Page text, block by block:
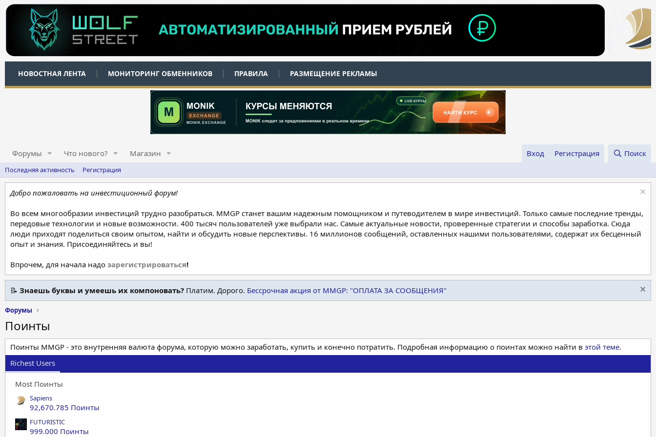
НОВОСТНАЯ ЛЕНТА МОНИТОРИНГ ОБМЕННИКОВ ПРАВИЛА РАЗМЕЩЕНИЕ РЕКЛАМЫ
Форумы Что нового? Магазин Вход Регистрация Поиск
Последняя активность Регистрация
Добро пожаловать на инвестиционный форум!
Во всем многообразии инвестиций трудно разобраться. MMGP станет вашим надежным помощником и путеводителем в мире инвестиций. Только самые последние тренды,
передовые технологии и новые возможности. 400 тысяч пользователей уже выбрали нас. Самые актуальные новости, проверенные стратегии и способы заработка. Сюда
люди приходят поделиться своим опытом, найти и обсудить новые перспективы. 16 миллионов сообщений, оставленных нашими пользователями, содержат их бесценный
опыт и знания. Присоединяйтесь и вы!
Впрочем, для начала надо зарегистрироваться!
📝 Знаешь буквы и умеешь их компоновать? Платим. Дорого. Бессрочная акция от MMGP: "ОПЛАТА ЗА СООБЩЕНИЯ"
Форумы
Поинты
Поинты MMGP - это внутренняя валюта форума, которую можно заработать, купить и конечно потратить. Подробная информацию о поинтах можно найти в этой теме.
Richest Users
Most Поинты
Sapiens
92,670.785 Поинты
FUTURISTIC
999.000 Поинты